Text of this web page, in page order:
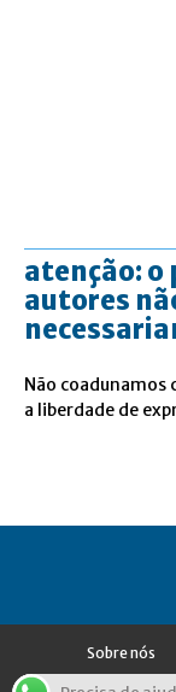
atenção: o
autores
Não coadunamos
a liberdade de
Sobre nós